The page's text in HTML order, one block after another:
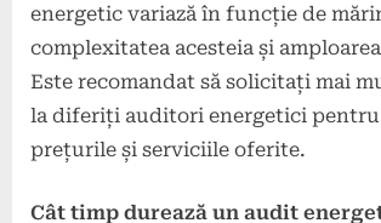
energetic variază în funcție de
complexitatea acesteia și
Este recomandat să solicitați mai
la diferiți auditori energetici pentru
prețurile și serviciile oferite.
Cât timp durează un audit